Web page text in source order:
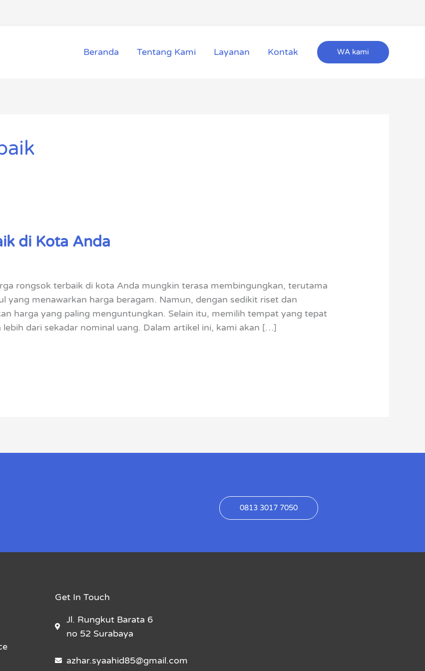
Beranda
Tentang Kami Layanan Kontak WA kami
di Kota Anda
rongsok terbaik di kota Anda mungkin terasa membingungkan, terutama
yang menawarkan harga beragam. Namun, dengan sedikit riset dan
harga yang paling menguntungkan. Selain itu, memilih tempat yang tepat
dari sekadar nominal uang. Dalam artikel ini, kami akan […]
0813 3017 7050
Get In Touch
Jl. Rungkut Barata 6
no 52 Surabaya
azhar.syaahid85@gmail.com